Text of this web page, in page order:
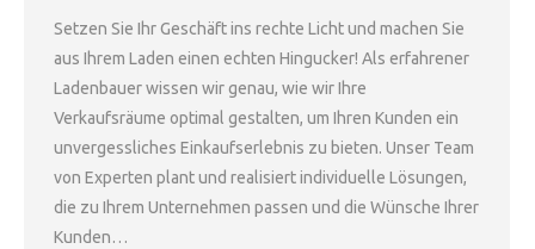
Setzen Sie Ihr Geschäft ins rechte Licht und machen Sie
aus Ihrem Laden einen echten Hingucker! Als erfahrener
Ladenbauer wissen wir genau, wie wir Ihre
Verkaufsräume optimal gestalten, um Ihren Kunden ein
unvergessliches Einkaufserlebnis zu bieten. Unser Team
von Experten plant und realisiert individuelle Lösungen,
die zu Ihrem Unternehmen passen und die Wünsche Ihrer
Kunden…